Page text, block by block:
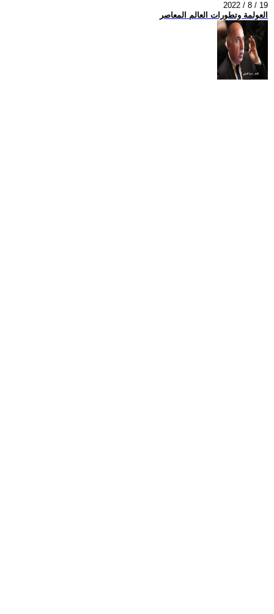
2022 / 8 / 19
العولمة وتطورات العالم المعاصر